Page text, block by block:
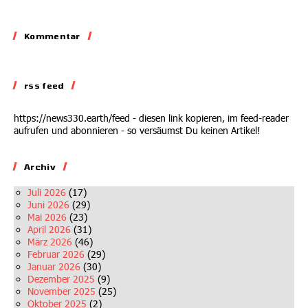
Kommentar
rss feed
https://news330.earth/feed - diesen link kopieren, im feed-reader
aufrufen und abonnieren - so versäumst Du keinen Artikel!
Archiv
Juli 2026 (17)
Juni 2026 (29)
Mai 2026 (23)
April 2026 (31)
März 2026 (46)
Februar 2026 (29)
Januar 2026 (30)
Dezember 2025 (9)
November 2025 (25)
Oktober 2025 (2)